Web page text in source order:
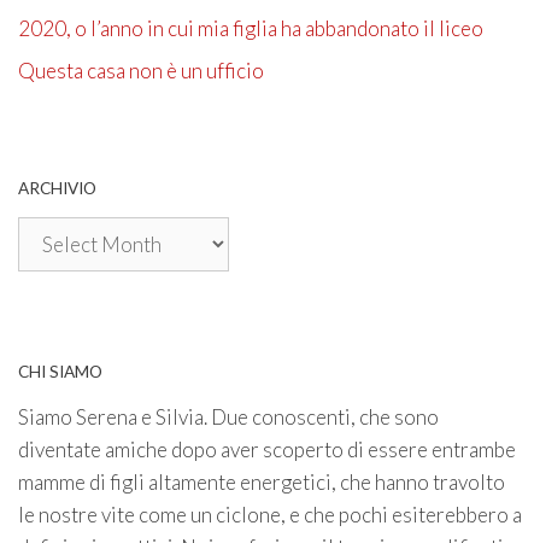
2020, o l’anno in cui mia figlia ha abbandonato il liceo
Questa casa non è un ufficio
ARCHIVIO
Archivio
CHI SIAMO
Siamo Serena e Silvia. Due conoscenti, che sono
diventate amiche dopo aver scoperto di essere entrambe
mamme di figli altamente energetici, che hanno travolto
le nostre vite come un ciclone, e che pochi esiterebbero a